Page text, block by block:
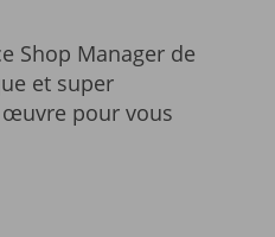
Shop Manager de
et super
œuvre pour vous